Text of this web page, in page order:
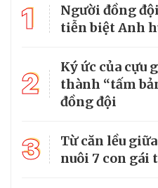
1
Người đồng
tiễn biệt Anh
2
Ký ức của cựu
thành “tấm
đồng đội
3
Từ căn lều
nuôi 7 con gái